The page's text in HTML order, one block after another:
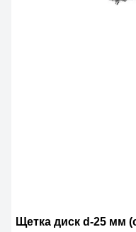
Щетка диск d-25 мм